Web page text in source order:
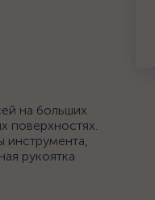
на больших
поверхностях.
инструмента,
рукоятка